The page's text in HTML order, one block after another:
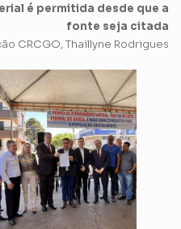
é permitida desde que a
fonte seja citada
CRCGO, Thaillyne Rodrigues